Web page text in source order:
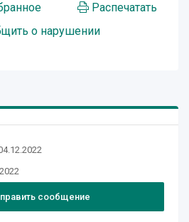
Распечатать
о нарушении
сообщение